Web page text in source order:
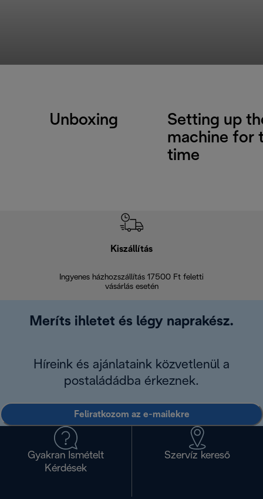
Unboxing
Setting up
machine for
time
Kiszállítás
Ingyenes házhozszállítás 17500 Ft feletti
vásárlás esetén
Meríts ihletet és légy naprakész.
Híreink és ajánlataink közvetlenül a
postaládádba érkeznek.
Feliratkozom az e-mailekre
Gyakran Ismételt
Kérdések
Szervíz kereső